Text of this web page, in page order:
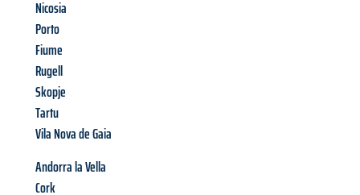
Nicosia
Porto
Fiume
Rugell
Skopje
Tartu
Vila Nova de Gaia
Andorra la Vella
Cork